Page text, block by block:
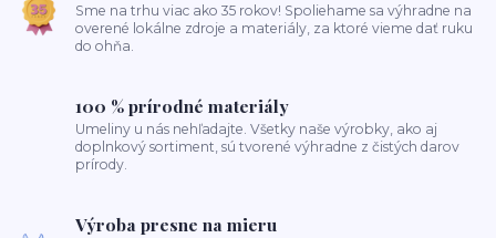
Sme na trhu viac ako 35 rokov! Spoliehame sa výhradne na
overené lokálne zdroje a materiály, za ktoré vieme dať ruku
do ohňa.
100 % prírodné materiály
Umeliny u nás nehľadajte. Všetky naše výrobky, ako aj
doplnkový sortiment, sú tvorené výhradne z čistých darov
prírody.
Výroba presne na mieru